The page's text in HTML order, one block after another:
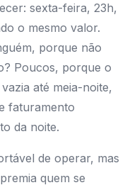
sexta-feira, 23h,
o mesmo valor.
porque não
Poucos, porque o
até meia-noite,
faturamento
da noite.
de operar, mas
quem se